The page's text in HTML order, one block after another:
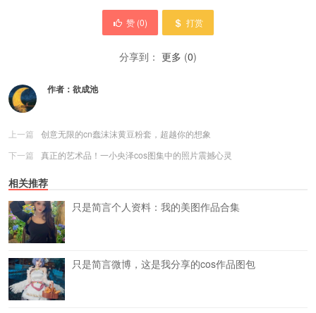
赞 (0) 打赏
分享到： 更多 (0)
作者： 欲成池
上一篇
创意无限的cn蠢沫沫黄豆粉套，超越你的想象
下一篇
真正的艺术品！一小央泽cos图集中的照片震撼心灵
相关推荐
只是简言个人资料：我的美图作品合集
只是简言微博，这是我分享的cos作品图包